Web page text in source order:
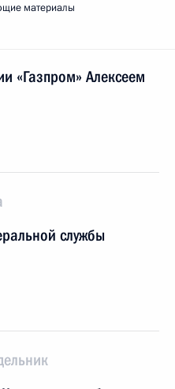
материалы
«Газпром» Алексеем
службы